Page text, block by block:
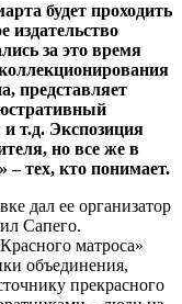
будет проходить
за это время
представляет
т.д. Экспозиция
но все же в
– тех, кто понимает.
дал ее организатор
Сапего.
матроса»
объединения,
прекрасного